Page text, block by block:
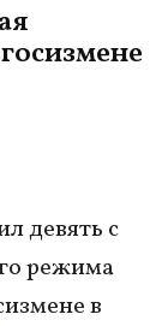
девять с
режима
в